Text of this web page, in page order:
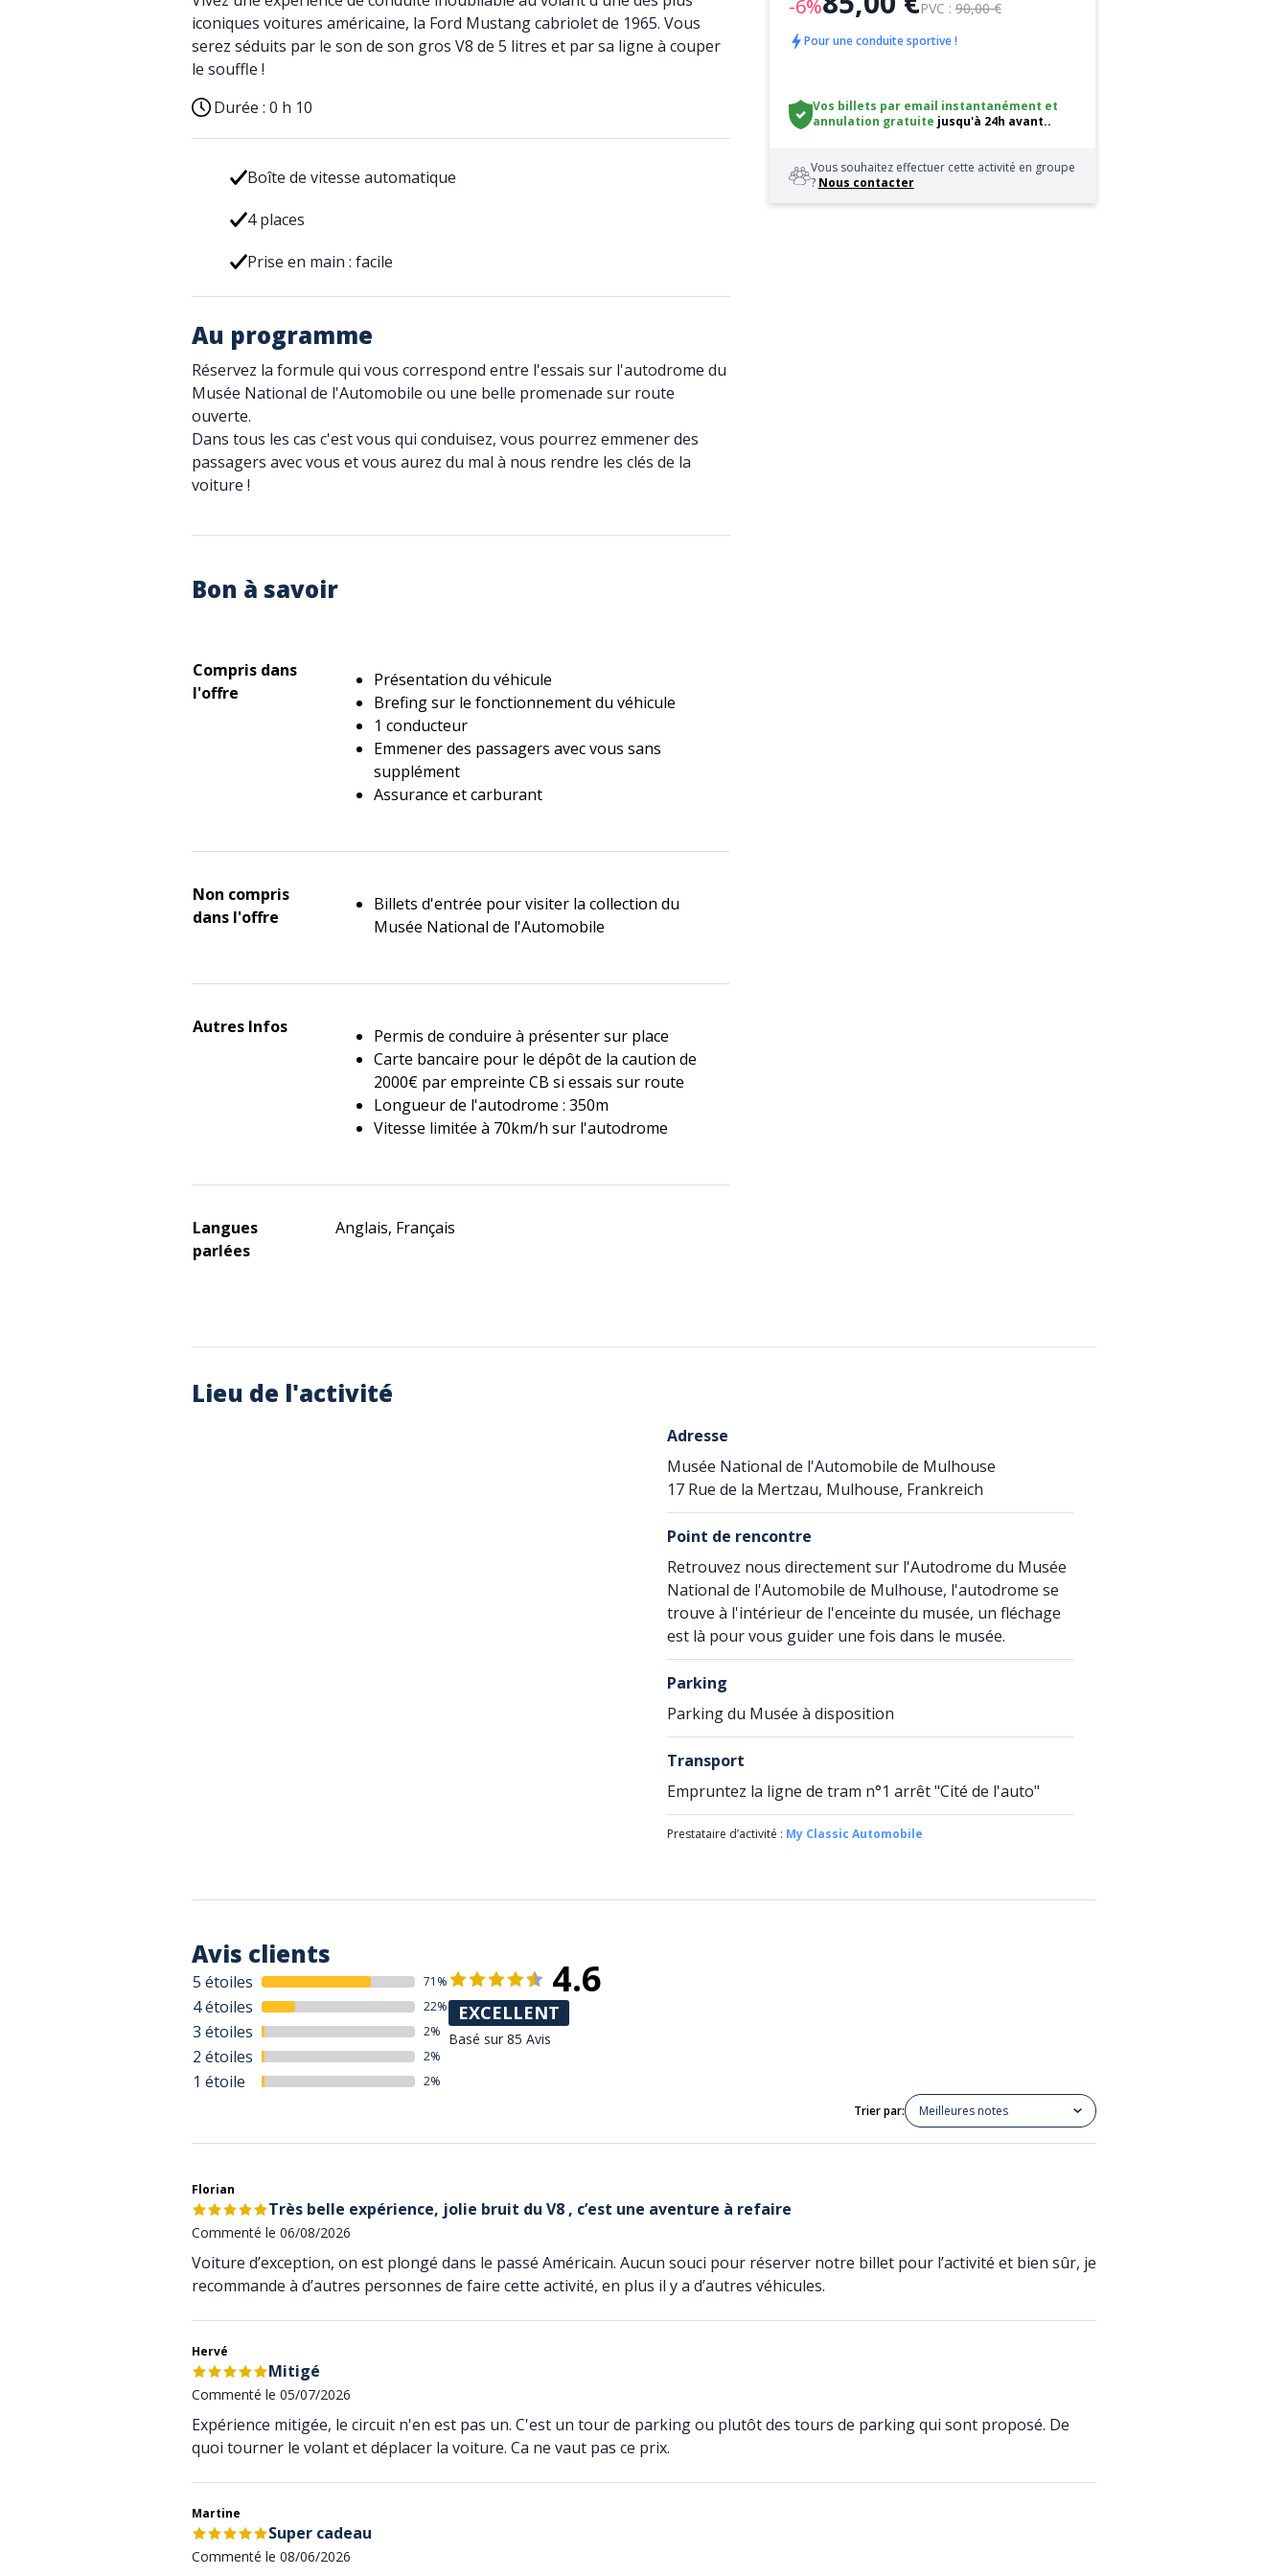
iconiques voitures américaine, la Ford Mustang cabriolet de 1965. Vous
serez séduits par le son de son gros V8 de 5 litres et par sa ligne à couper
le souffle !
Durée : 0 h 10
Boîte de vitesse automatique
4 places
Prise en main : facile
Au programme
Réservez la formule qui vous correspond entre l'essais sur l'autodrome du
Musée National de l'Automobile ou une belle promenade sur route
ouverte.
Dans tous les cas c'est vous qui conduisez, vous pourrez emmener des
passagers avec vous et vous aurez du mal à nous rendre les clés de la
voiture !
Bon à savoir
Compris dans
l'offre
Présentation du véhicule
Brefing sur le fonctionnement du véhicule
1 conducteur
Emmener des passagers avec vous sans
supplément
Assurance et carburant
Non compris
dans l'offre
Billets d'entrée pour visiter la collection du
Musée National de l'Automobile
Autres Infos
Permis de conduire à présenter sur place
Carte bancaire pour le dépôt de la caution de
2000€ par empreinte CB si essais sur route
Longueur de l'autodrome : 350m
Vitesse limitée à 70km/h sur l'autodrome
Langues
parlées
Anglais, Français
-6% PVC :90,00 €
Pour une conduite sportive !
Vos billets par email instantanément et
annulation gratuite jusqu'à 24h avant..
Vous souhaitez effectuer cette activité en groupe
? Nous contacter
Lieu de l'activité
Adresse
Musée National de l'Automobile de Mulhouse
17 Rue de la Mertzau, Mulhouse, Frankreich
Point de rencontre
Retrouvez nous directement sur l'Autodrome du Musée
National de l'Automobile de Mulhouse, l'autodrome se
trouve à l'intérieur de l'enceinte du musée, un fléchage
est là pour vous guider une fois dans le musée.
Parking
Parking du Musée à disposition
Transport
Empruntez la ligne de tram n°1 arrêt "Cité de l'auto"
Prestataire d’activité : My Classic Automobile
Avis clients
5 étoiles 71%
4 étoiles 22%
3 étoiles 2%
2 étoiles 2%
1 étoile 2%
4.6
EXCELLENT
Basé sur 85 Avis
Trier par: Meilleures notes
Florian
Très belle expérience, jolie bruit du V8 , c’est une aventure à refaire
Commenté le 06/08/2026
Voiture d’exception, on est plongé dans le passé Américain. Aucun souci pour réserver notre billet pour l’activité et bien sûr, je
recommande à d’autres personnes de faire cette activité, en plus il y a d’autres véhicules.
Hervé
Mitigé
Commenté le 05/07/2026
Expérience mitigée, le circuit n'en est pas un. C'est un tour de parking ou plutôt des tours de parking qui sont proposé. De
quoi tourner le volant et déplacer la voiture. Ca ne vaut pas ce prix.
Martine
Super cadeau
Commenté le 08/06/2026